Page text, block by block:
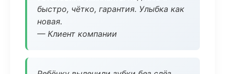
быстро, чётко, гарантия. Улыбка как
новая.
— Клиент компании